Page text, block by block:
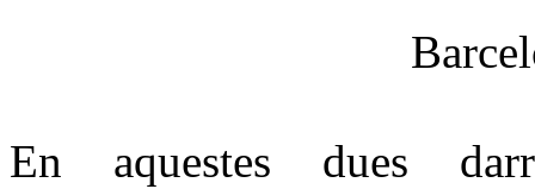
En aquestes dues